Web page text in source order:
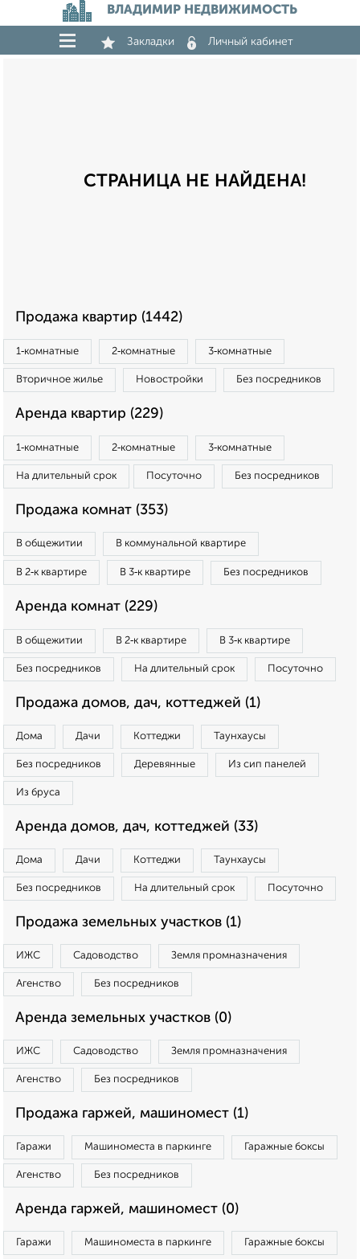
ВЛАДИМИР НЕДВИЖИМОСТЬ
Закладки Личный кабинет
СТРАНИЦА НЕ НАЙДЕНА!
Продажа квартир (1442)
1‑комнатные 2‑комнатные 3‑комнатные
Вторичное жилье Новостройки Без посредников
Аренда квартир (229)
1‑комнатные 2‑комнатные 3‑комнатные
На длительный срок Посуточно Без посредников
Продажа комнат (353)
В общежитии В коммунальной квартире
В 2‑к квартире В 3‑к квартире Без посредников
Аренда комнат (229)
В общежитии В 2‑к квартире В 3‑к квартире
Без посредников На длительный срок Посуточно
Продажа домов, дач, коттеджей (1)
Дома Дачи Коттеджи Таунхаусы
Без посредников Деревянные Из сип панелей
Из бруса
Аренда домов, дач, коттеджей (33)
Дома Дачи Коттеджи Таунхаусы
Без посредников На длительный срок Посуточно
Продажа земельных участков (1)
ИЖС Садоводство Земля промназначения
Агенство Без посредников
Аренда земельных участков (0)
ИЖС Садоводство Земля промназначения
Агенство Без посредников
Продажа гаржей, машиномест (1)
Гаражи Машиноместа в паркинге Гаражные боксы
Агенство Без посредников
Аренда гаржей, машиномест (0)
Гаражи Машиноместа в паркинге Гаражные боксы